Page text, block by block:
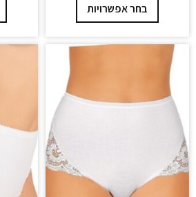
בחר אפשרויות